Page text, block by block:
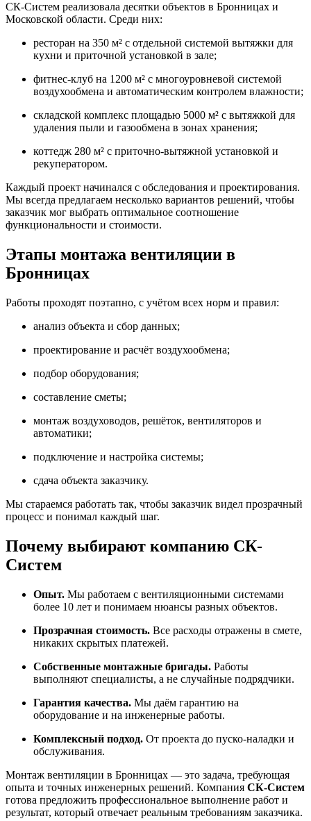
СК-Систем реализовала десятки объектов в Бронницах и
Московской области. Среди них:
ресторан на 350 м² с отдельной системой вытяжки для
кухни и приточной установкой в зале;
фитнес-клуб на 1200 м² с многоуровневой системой
воздухообмена и автоматическим контролем влажности;
складской комплекс площадью 5000 м² с вытяжкой для
удаления пыли и газообмена в зонах хранения;
коттедж 280 м² с приточно-вытяжной установкой и
рекуператором.
Каждый проект начинался с обследования и проектирования.
Мы всегда предлагаем несколько вариантов решений, чтобы
заказчик мог выбрать оптимальное соотношение
функциональности и стоимости.
Этапы монтажа вентиляции в
Бронницах
Работы проходят поэтапно, с учётом всех норм и правил:
анализ объекта и сбор данных;
проектирование и расчёт воздухообмена;
подбор оборудования;
составление сметы;
монтаж воздуховодов, решёток, вентиляторов и
автоматики;
подключение и настройка системы;
сдача объекта заказчику.
Мы стараемся работать так, чтобы заказчик видел прозрачный
процесс и понимал каждый шаг.
Почему выбирают компанию СК-
Систем
Опыт. Мы работаем с вентиляционными системами
более 10 лет и понимаем нюансы разных объектов.
Прозрачная стоимость. Все расходы отражены в смете,
никаких скрытых платежей.
Собственные монтажные бригады. Работы
выполняют специалисты, а не случайные подрядчики.
Гарантия качества. Мы даём гарантию на
оборудование и на инженерные работы.
Комплексный подход. От проекта до пуско-наладки и
обслуживания.
Монтаж вентиляции в Бронницах — это задача, требующая
опыта и точных инженерных решений. Компания СК-Систем
готова предложить профессиональное выполнение работ и
результат, который отвечает реальным требованиям заказчика.